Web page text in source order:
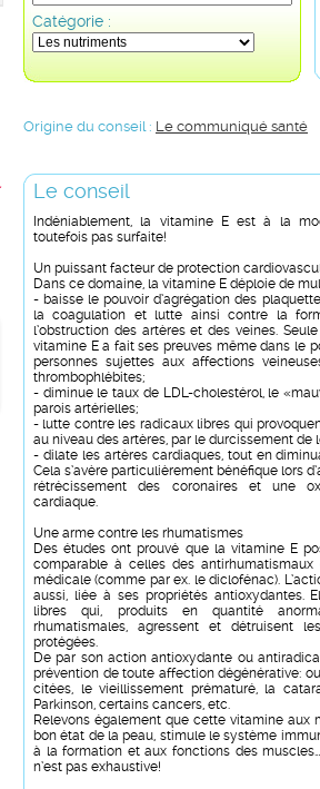
Catégorie :
Origine du conseil : Le communiqué santé
Le conseil
Indéniablement, la vitamine E est à la
toutefois pas surfaite!
Un puissant facteur de protection
Dans ce domaine, la vitamine E déploie de
- baisse le pouvoir d’agrégation des
la coagulation et lutte ainsi contre la
l’obstruction des artères et des veines.
vitamine E a fait ses preuves même dans le
personnes sujettes aux affections
thrombophlébites;
- diminue le taux de LDL-cholestérol, le
parois artérielles;
- lutte contre les radicaux libres qui
au niveau des artères, par le durcissement de
- dilate les artères cardiaques, tout en
Cela s’avère particulièrement bénéfique lors
rétrécissement des coronaires et une
cardiaque.
Une arme contre les rhumatismes
Des études ont prouvé que la vitamine E
comparable à celles des
médicale (comme par ex. le diclofénac).
aussi, liée à ses propriétés antioxydantes.
libres qui, produits en quantité
rhumatismales, agressent et détruisent
protégées.
De par son action antioxydante ou
prévention de toute affection dégénérative:
citées, le vieillissement prématuré, la
Parkinson, certains cancers, etc.
Relevons également que cette vitamine aux
bon état de la peau, stimule le système
à la formation et aux fonctions des
n’est pas exhaustive!